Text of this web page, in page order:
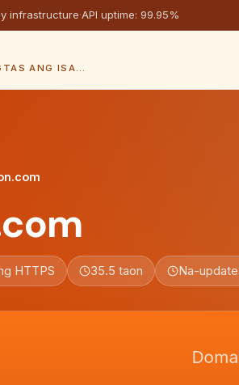
infrastructure·API uptime: 99.95%
SURIIN KUNG LIGTAS ANG ISANG WEBSITE
HTTPS 35.5 taon Na-update